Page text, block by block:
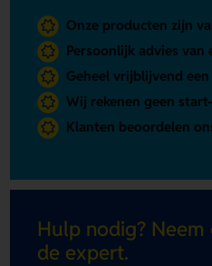
Onze producten zijn
Persoonlijk advies van
Geheel vrijblijvend
Wij rekenen geen
Klanten beoordelen
Hulp nodig?
de expert.